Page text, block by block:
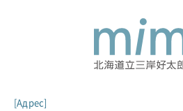
[Адрес]